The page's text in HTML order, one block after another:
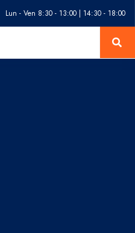
Lun - Ven 8:30 - 13:00 | 14:30 - 18:00